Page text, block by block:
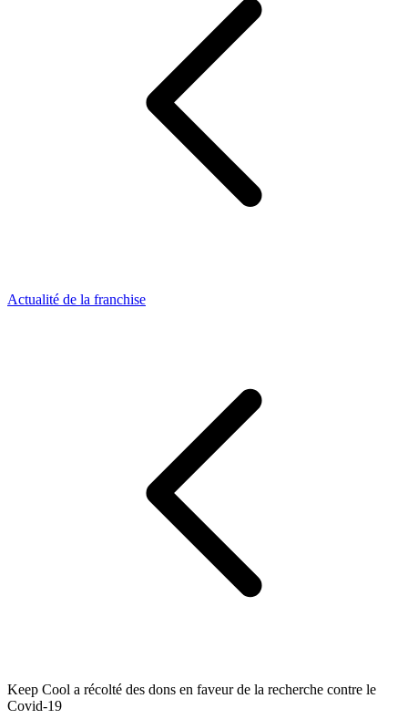
Actualité de la franchise
Keep Cool a récolté des dons en faveur de la recherche contre le
Covid-19